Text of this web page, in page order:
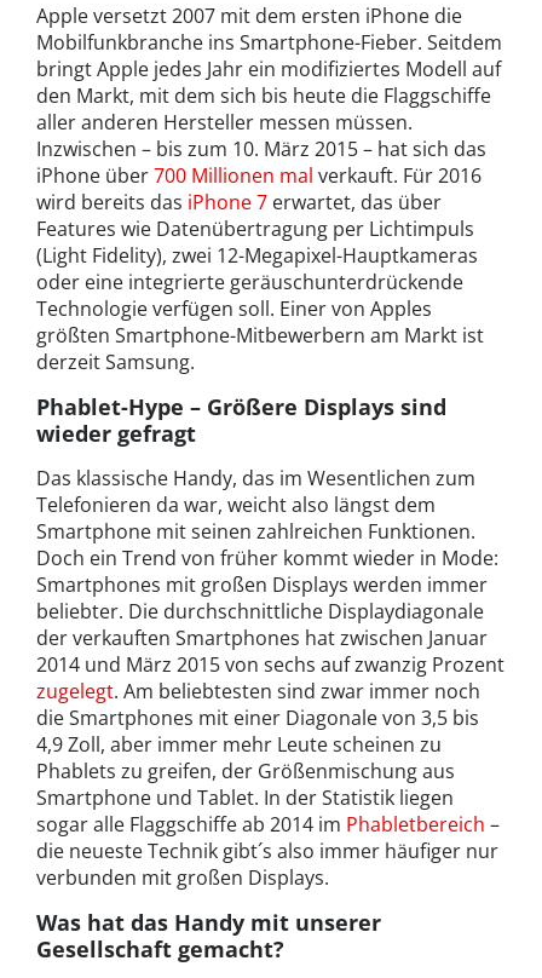
Apple versetzt 2007 mit dem ersten iPhone die
Mobilfunkbranche ins Smartphone-Fieber. Seitdem
bringt Apple jedes Jahr ein modifiziertes Modell auf
den Markt, mit dem sich bis heute die Flaggschiffe
aller anderen Hersteller messen müssen.
Inzwischen – bis zum 10. März 2015 – hat sich das
iPhone über700 Millionen mal verkauft. Für 2016
wird bereits das iPhone 7 erwartet, das über
Features wie Datenübertragung per Lichtimpuls
(Light Fidelity), zwei 12-Megapixel-Hauptkameras
oder eine integrierte geräuschunterdrückende
Technologie verfügen soll. Einer von Apples
größten Smartphone-Mitbewerbern am Markt ist
derzeit Samsung.
Phablet-Hype – Größere Displays sind
wieder gefragt
Das klassische Handy, das im Wesentlichen zum
Telefonieren da war, weicht also längst dem
Smartphone mit seinen zahlreichen Funktionen.
Doch ein Trend von früher kommt wieder in Mode:
Smartphones mit großen Displays werden immer
beliebter. Die durchschnittliche Displaydiagonale
der verkauften Smartphones hat zwischen Januar
2014 und März 2015 von sechs auf zwanzig Prozent
zugelegt. Am beliebtesten sind zwar immer noch
die Smartphones mit einer Diagonale von 3,5 bis
4,9 Zoll, aber immer mehr Leute scheinen zu
Phablets zu greifen, der Größenmischung aus
Smartphone und Tablet. In der Statistik liegen
sogar alle Flaggschiffe ab 2014 im Phabletbereich –
die neueste Technik gibt´s also immer häufiger nur
verbunden mit großen Displays.
Was hat das Handy mit unserer
Gesellschaft gemacht?